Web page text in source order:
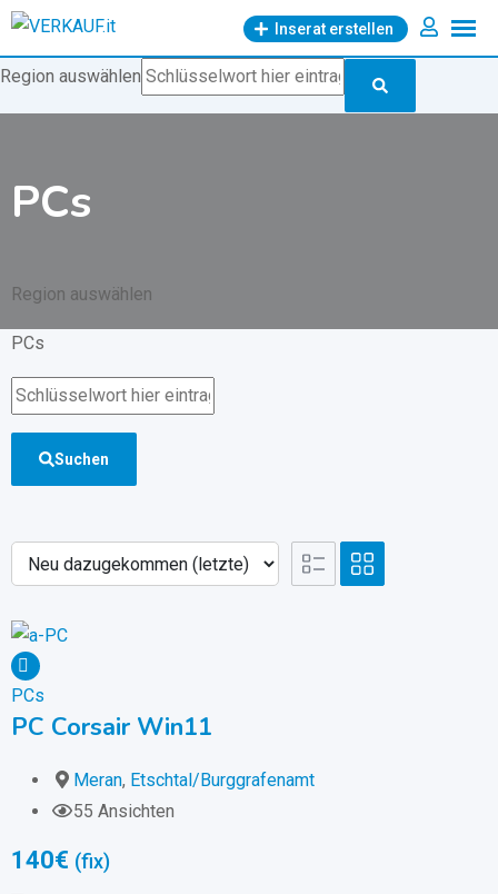
Zum
springen
Inserat erstellen
Region auswählen
PCs
Region auswählen
PCs
Suchen
PCs
PC Corsair Win11
Meran, Etschtal/Burggrafenamt
55 Ansichten
140€ (fix)